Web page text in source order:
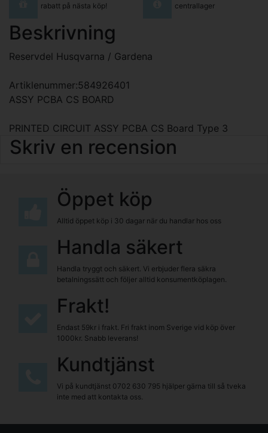
rabatt på nästa köp!
centrallager
Beskrivning
Reservdel Husqvarna / Gardena
Artiklenummer:584926401
ASSY PCBA CS BOARD
PRINTED CIRCUIT ASSY PCBA CS Board Type 3
Skriv en recension
Öppet köp
Alltid öppet köp i 30 dagar när du handlar hos oss
Handla säkert
Handla tryggt och säkert. Vi erbjuder flera säkra
betalningssätt och följer alltid konsumentköplagen.
Frakt!
Endast 59kr i frakt. Fri frakt inom Sverige vid köp över
1000kr. Snabb leverans!
Kundtjänst
Vi på kundtjänst 0702 630 795 hjälper gärna till så tveka
inte med att kontakta oss.